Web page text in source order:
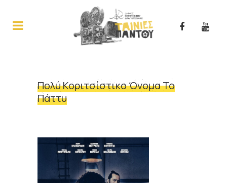
Πολύ Κοριτσίστικο Όνομα Το
Πάττυ